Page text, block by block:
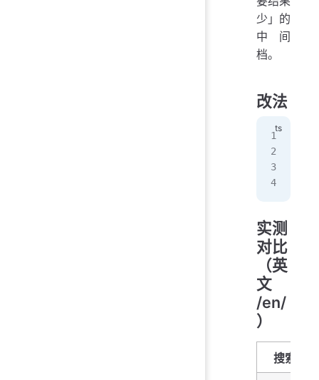
少」的
中间
档。
改法
实测
对比
（英
文
/en/
）
搜索词